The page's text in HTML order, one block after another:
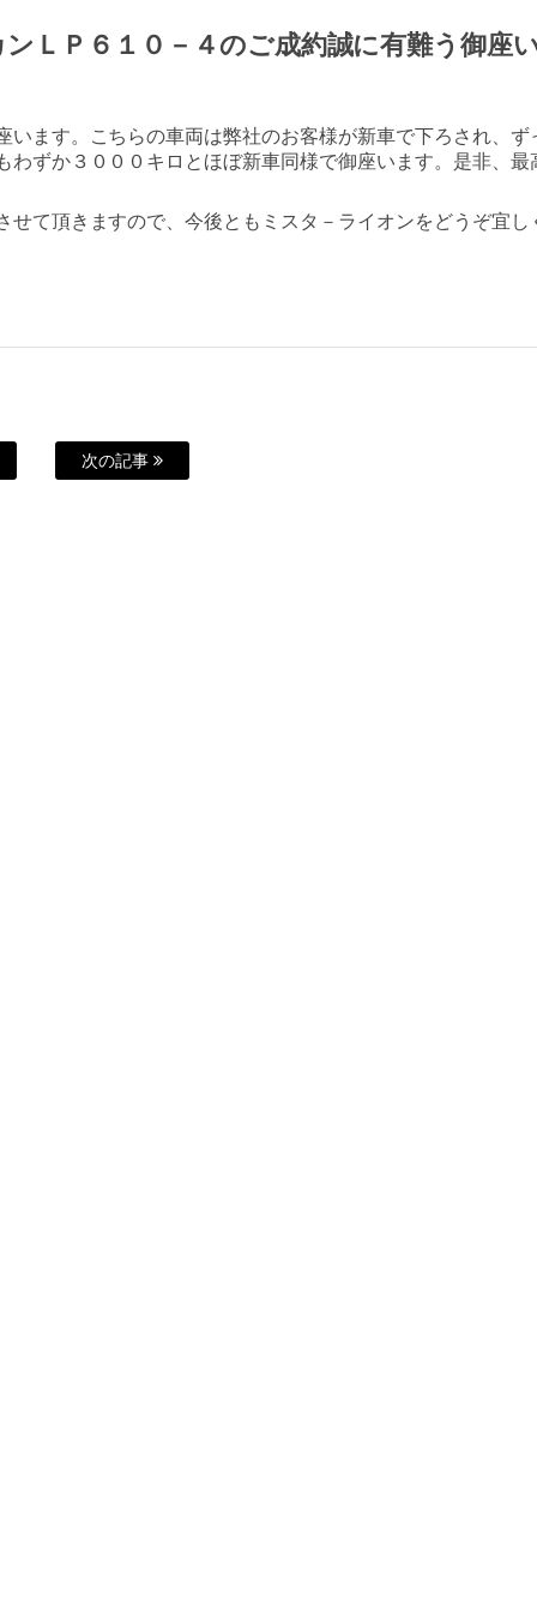
ＬＰ６１０－４のご成約誠に有難う御座
ます。こちらの車両は弊社のお客様が新車で下ろされ、ず
ずか３０００キロとほぼ新車同様で御座います。是非、最
て頂きますので、今後ともミスタ－ライオンをどうぞ宜し
次の記事